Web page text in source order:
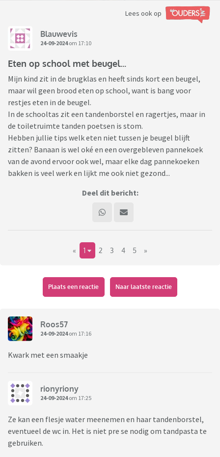
Lees ook op
Blauwevis
24-09-2024om 17:10
Eten op school met beugel...
Mijn kind zit in de brugklas en heeft sinds kort een beugel,
maar wil geen brood eten op school, want is bang voor
restjes eten in de beugel.
In de schooltas zit een tandenborstel en ragertjes, maar in
de toiletruimte tanden poetsen is stom.
Hebben jullie tips welk eten niet tussen je beugel blijft
zitten? Banaan is wel oké en een overgebleven pannekoek
van de avond ervoor ook wel, maar elke dag pannekoeken
bakken is veel werk en lijkt me ook niet gezond...
Deel dit bericht:
« 1 2 3 4 5 »
Plaats een reactie Naar laatste reactie
Roos57
24-09-2024om 17:16
Kwark met een smaakje
rionyriony
24-09-2024om 17:25
Ze kan een flesje water meenemen en haar tandenborstel,
eventueel de wc in. Het is niet pre se nodig om tandpasta te
gebruiken.